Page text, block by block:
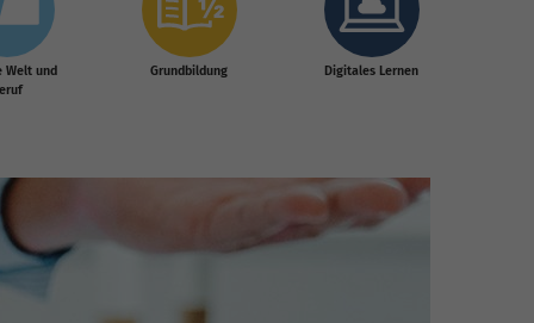
Welt und
Grundbildung Digitales Lernen